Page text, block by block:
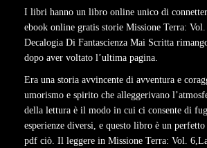
I libri hanno un libro online unico di
ebook online gratis storie Missione Terra:
Decalogia Di Fantascienza Mai Scritta
dopo aver voltato l’ultima pagina.
Era una storia avvincente di avventura e
umorismo e spirito che alleggerivano
della lettura è il modo in cui ci consente di
esperienze diversi, e questo libro è un
pdf ciò. Il leggere in Missione Terra: Vol.